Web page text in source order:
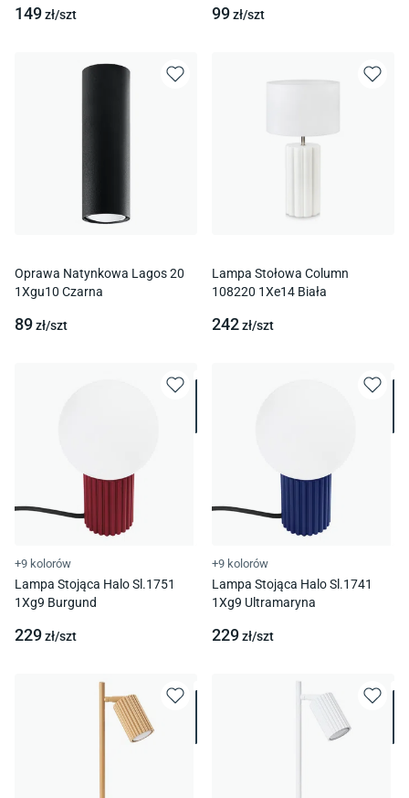
149zł/szt 99zł/szt
Oprawa Natynkowa Lagos 20
1Xgu10 Czarna
89zł/szt
Lampa Stołowa Column
108220 1Xe14 Biała
242zł/szt
+9 kolorów
Lampa Stojąca Halo Sl.1751
1Xg9 Burgund
229zł/szt
+9 kolorów
Lampa Stojąca Halo Sl.1741
1Xg9 Ultramaryna
229zł/szt